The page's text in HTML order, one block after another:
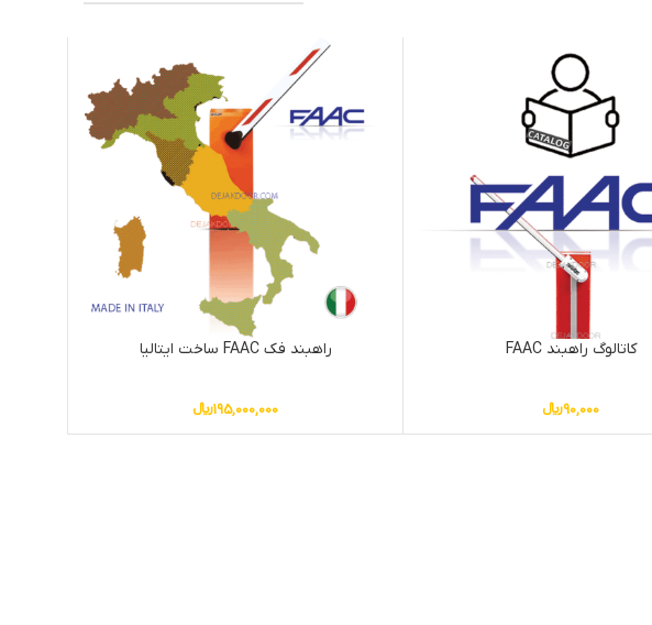
کاتالوگ راهبند FAAC
90,000﷼
راهبند فک FAAC ساخت ایتالیا
195,000,000﷼